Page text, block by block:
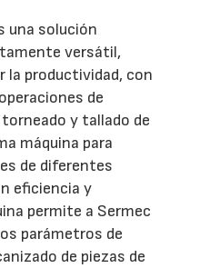
una solución
versátil,
la productividad, con
de
y tallado de
máquina para
de diferentes
eficiencia y
permite a Sermec
parámetros de
de piezas de